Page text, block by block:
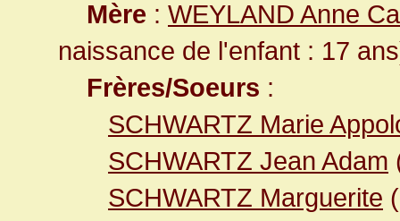
Mère : WEYLAND Anne
naissance de l'enfant : 17
Frères/Soeurs :
SCHWARTZ Marie
SCHWARTZ Jean Adam
SCHWARTZ Marguerite